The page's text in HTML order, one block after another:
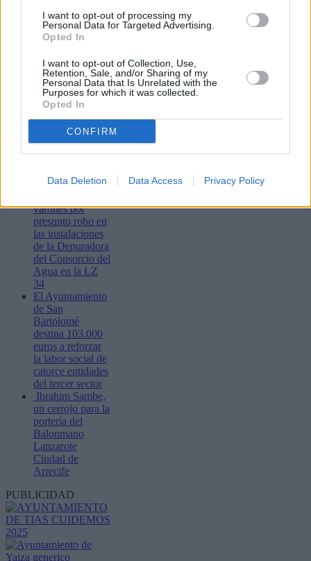
I want to opt-out of processing my
Personal Data for Targeted Advertising.
Opted In
I want to opt-out of Collection, Use,
Retention, Sale, and/or Sharing of my
Personal Data that Is Unrelated with the
Purposes for which it was collected.
Opted In
CONFIRM
Data Deletion Data Access Privacy Policy
adjudicación de
subvenciones al
transporte para
estudios reglados
fuera de la Isla
Lanzarote se
prepara para la
vigésimo octava
edición del
Rallye de Tierra
Isla de Los
Arrecife
varones por
presunto robo en
las instalaciones
de la Depuradora
del Consorcio del
Agua en la LZ
34
El Ayuntamiento
de San
Bartolomé
destina 103.000
euros a reforzar
la labor social de
catorce entidades
del tercer sector
Ibrahim Sambe,
un cerrojo para la
portería del
Balonmano
Lanzarote
Ciudad de
Arrecife
PUBLICIDAD